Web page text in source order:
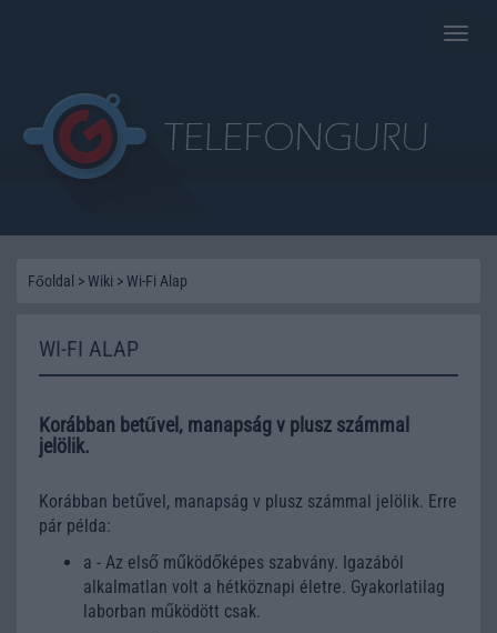
Toggle
Főoldal >Wiki >Wi-Fi Alap
WI-FI ALAP
Korábban betűvel, manapság v plusz számmal
jelölik.
Korábban betűvel, manapság v plusz számmal jelölik. Erre
pár példa:
a - Az első működőképes szabvány. Igazából
alkalmatlan volt a hétköznapi életre. Gyakorlatilag
laborban működött csak.